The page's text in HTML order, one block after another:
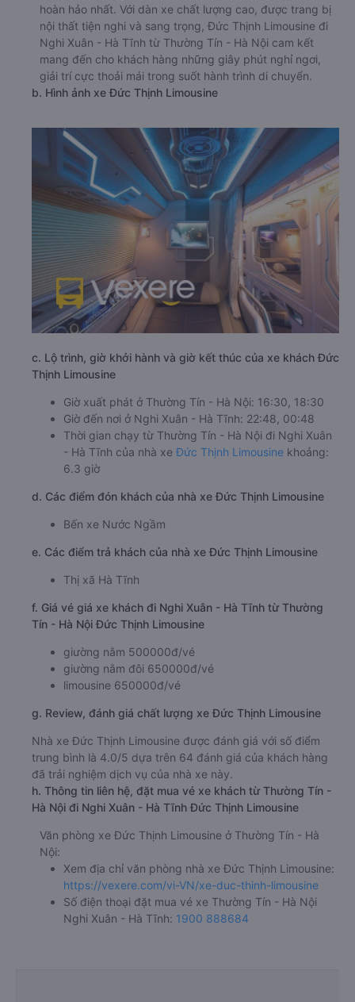
hoàn hảo nhất. Với dàn xe chất lượng cao, được trang bị
nội thất tiện nghi và sang trọng, Đức Thịnh Limousine đi
Nghi Xuân - Hà Tĩnh từ Thường Tín - Hà Nội cam kết
mang đến cho khách hàng những giây phút nghỉ ngơi,
giải trí cực thoải mái trong suốt hành trình di chuyển.
b. Hình ảnh xe Đức Thịnh Limousine
c. Lộ trình, giờ khởi hành và giờ kết thúc của xe khách Đức
Thịnh Limousine
Giờ xuất phát ở Thường Tín - Hà Nội: 16:30, 18:30
Giờ đến nơi ở Nghi Xuân - Hà Tĩnh: 22:48, 00:48
Thời gian chạy từ Thường Tín - Hà Nội đi Nghi Xuân
- Hà Tĩnh của nhà xe Đức Thịnh Limousine khoảng:
6.3 giờ
d. Các điểm đón khách của nhà xe Đức Thịnh Limousine
Bến xe Nước Ngầm
e. Các điểm trả khách của nhà xe Đức Thịnh Limousine
Thị xã Hà Tĩnh
f. Giá vé giá xe khách đi Nghi Xuân - Hà Tĩnh từ Thường
Tín - Hà Nội Đức Thịnh Limousine
giường nằm 500000đ/vé
giường nằm đôi 650000đ/vé
limousine 650000đ/vé
g. Review, đánh giá chất lượng xe Đức Thịnh Limousine
Nhà xe Đức Thịnh Limousine được đánh giá với số điểm
trung bình là 4.0/5 dựa trên 64 đánh giá của khách hàng
đã trải nghiệm dịch vụ của nhà xe này.
h. Thông tin liên hệ, đặt mua vé xe khách từ Thường Tín -
Hà Nội đi Nghi Xuân - Hà Tĩnh Đức Thịnh Limousine
Văn phòng xe Đức Thịnh Limousine ở Thường Tín - Hà
Nội:
Xem địa chỉ văn phòng nhà xe Đức Thịnh Limousine:
https://vexere.com/vi-VN/xe-duc-thinh-limousine
Số điện thoại đặt mua vé xe Thường Tín - Hà Nội
Nghi Xuân - Hà Tĩnh: 1900 888684